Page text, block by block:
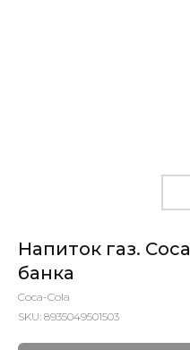
Напиток газ.
банка
Coca-Cola
SKU: 8935049501503